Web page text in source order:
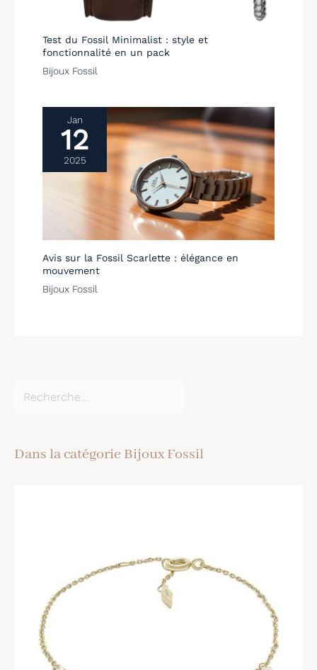
Test du Fossil Minimalist : style et
fonctionnalité en un pack
Bijoux Fossil
Jan
12
2025
Avis sur la Fossil Scarlette : élégance en
mouvement
Bijoux Fossil
Dans la catégorie Bijoux Fossil